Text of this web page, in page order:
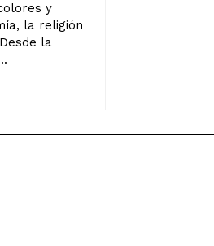
y
la religión
la